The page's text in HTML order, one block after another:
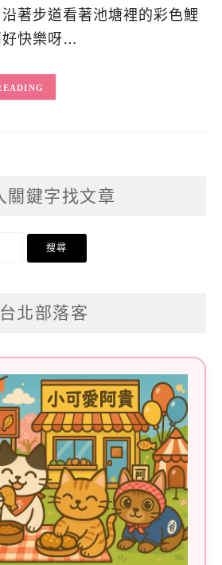
著步道看著池塘裡的彩色鯉
好快樂呀…
關鍵字找文章
台北部落客